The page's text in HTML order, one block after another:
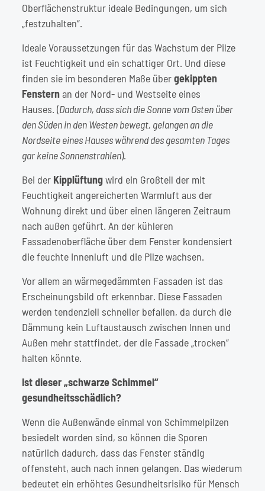
Oberflächenstruktur ideale Bedingungen, um sich
„festzuhalten“.
Ideale Voraussetzungen für das Wachstum der Pilze
ist Feuchtigkeit und ein schattiger Ort. Und diese
finden sie im besonderen Maße übergekippten
Fensternan der Nord- und Westseite eines
Hauses. (Dadurch, dass sich die Sonne vom Osten über
den Süden in den Westen bewegt, gelangen an die
Nordseite eines Hauses während des gesamten Tages
gar keine Sonnenstrahlen).
Bei der Kipplüftungwird ein Großteil der mit
Feuchtigkeit angereicherten Warmluft aus der
Wohnung direkt und über einen längeren Zeitraum
nach außen geführt. An der kühleren
Fassadenoberfläche über dem Fenster kondensiert
die feuchte Innenluft und die Pilze wachsen.
Vor allem an wärmegedämmten Fassaden ist das
Erscheinungsbild oft erkennbar. Diese Fassaden
werden tendenziell schneller befallen, da durch die
Dämmung kein Luftaustausch zwischen Innen und
Außen mehr stattfindet, der die Fassade „trocken“
halten könnte.
Ist dieser „schwarze Schimmel“
gesundheitsschädlich?
Wenn die Außenwände einmal von Schimmelpilzen
besiedelt worden sind, so können die Sporen
natürlich dadurch, dass das Fenster ständig
offensteht, auch nach innen gelangen. Das wiederum
bedeutet ein erhöhtes Gesundheitsrisiko für Mensch